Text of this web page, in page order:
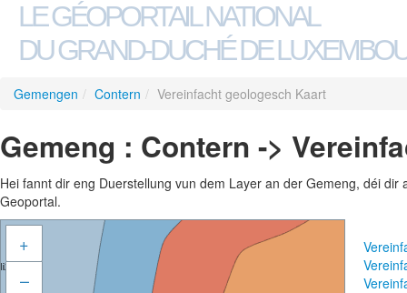
LE GÉOPORTAIL NATIONAL
DU GRAND-DUCHÉ DE
Gemengen / Contern / Vereinfacht geologesch Kaart
Gemeng : Contern ->
Hei fannt dir eng Duerstellung vun dem Layer an der Gemeng, déi
Geoportal.
+
–